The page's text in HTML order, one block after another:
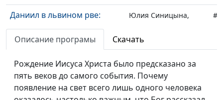
Даниил в львином рве:
спасение праведника
Юлия Синицына,
священнослужитель
Пир Валтасара:
непростительный грех
Геннадий Новиков,
священнослужитель
Описание програмы Скачать
Рождение Иисуса Христа было предсказано за
пять веков до самого события. Почему
появление на свет всего лишь одного человека